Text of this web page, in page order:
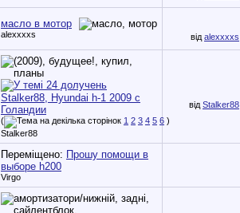
масло в мотор
alexxxxs від alexxxxs
Stalker88, Hyundai h-1 2009 с
Голандии
( 1 2 3 4 5 6 )
Stalker88
від Stalker88
Переміщено: Прошу помощи в
выборе h200
Virgo